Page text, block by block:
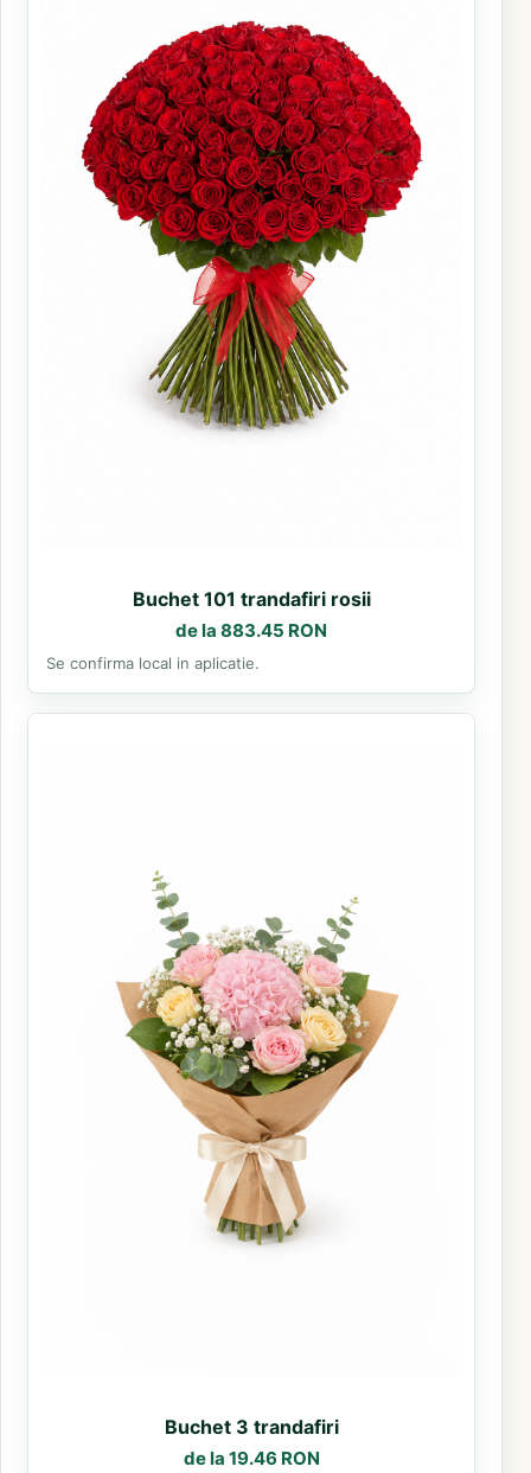
Buchet 101 trandafiri rosii
de la 883.45 RON
Se confirma local in aplicatie.
Buchet 3 trandafiri
de la 19.46 RON